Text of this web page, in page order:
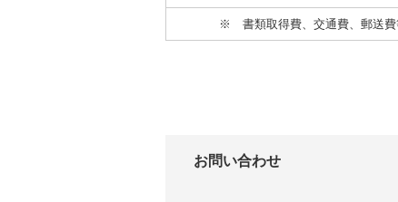
※ 書類取得費、交通費、郵送費
お問い合わせ